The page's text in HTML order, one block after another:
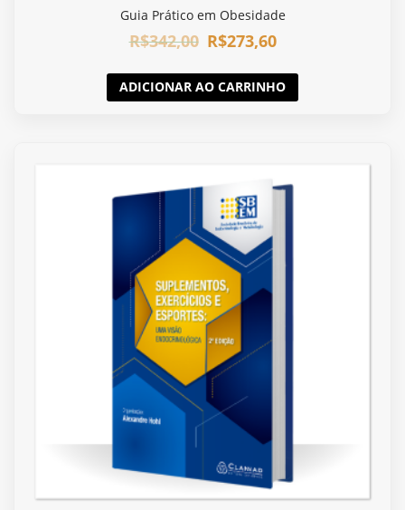
Guia Prático em Obesidade
R$342,00 R$273,60
ADICIONAR AO CARRINHO